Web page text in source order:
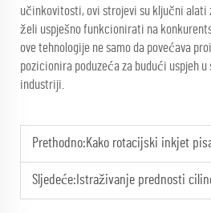
učinkovitosti, ovi strojevi su ključni alati
želi uspješno funkcionirati na
ove tehnologije ne samo da povećava
pozicionira poduzeća za budući uspjeh
industriji.
Prethodno:Kako rotacijski inkjet pisači
Sljedeće: Istraživanje prednosti cilindričnih UV